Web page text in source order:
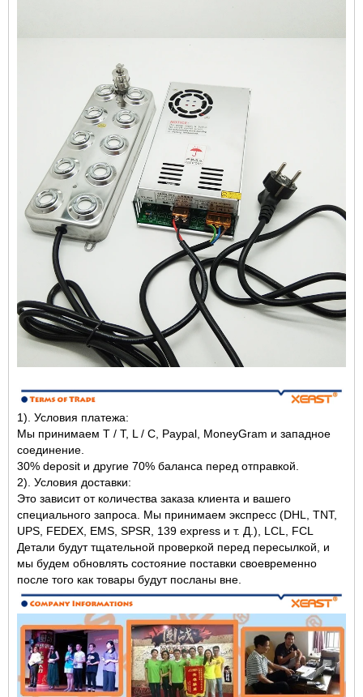
1). Условия платежа:
Мы принимаем T / T, L / C, Paypal, MoneyGram и западное
соединение.
30% deposit и другие 70% баланса перед отправкой.
2). Условия доставки:
Это зависит от количества заказа клиента и вашего
специального запроса. Мы принимаем экспресс (DHL, TNT,
UPS, FEDEX, EMS, SPSR, 139 express и т. Д.), LCL, FCL
Детали будут тщательной проверкой перед пересылкой, и
мы будем обновлять состояние поставки своевременно
после того как товары будут посланы вне.